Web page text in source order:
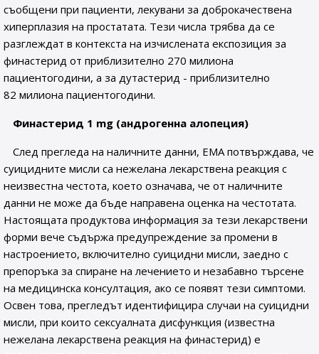
съобщени при пациенти, лекувани за доброкачествена
хиперплазия на простатата. Тези числа трябва да се
разглеждат в контекста на изчислената експозиция за
финастерид от приблизително 270 милиона
пациентогодини, а за дутастерид - приблизително
82 милиона пациентогодини.
Финастерид 1 mg (андрогенна алопеция)
След прегледа на наличните данни, EMA потвърждава, че
суицидните мисли са нежелана лекарствена реакция с
неизвестна честота, което означава, че от наличните
данни не може да бъде направена оценка на честотата.
Настоящата продуктова информация за тези лекарствени
форми вече съдържа предупреждение за промени в
настроението, включително суицидни мисли, заедно с
препоръка за спиране на лечението и незабавно търсене
на медицинска консултация, ако се появят тези симптоми.
Освен това, прегледът идентифицира случаи на суицидни
мисли, при които сексуалната дисфункция (известна
нежелана лекарствена реакция на финастерид) е